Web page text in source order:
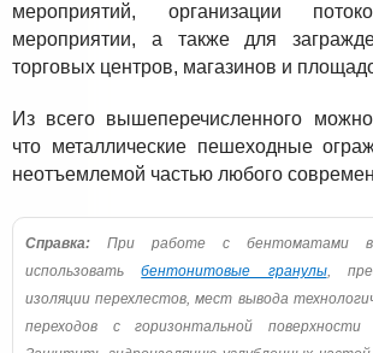
мероприятий, организации
мероприятии, а также для
торговых центров, магазинов и
Из всего вышеперечисленного
что металлические пешеходные
неотъемлемой частью любого
Справка: При работе с бентоматами
использоватьбентонитовые гранулы,
изоляции перехлестов, мест вывода
переходов с горизонтальной